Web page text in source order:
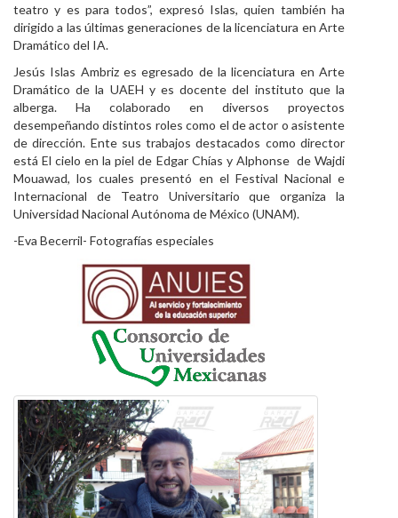
teatro y es para todos”, expresó Islas, quien también ha
dirigido a las últimas generaciones de la licenciatura en Arte
Dramático del IA.
Jesús Islas Ambriz es egresado de la licenciatura en Arte
Dramático de la UAEH y es docente del instituto que la
alberga. Ha colaborado en diversos proyectos
desempeñando distintos roles como el de actor o asistente
de dirección. Ente sus trabajos destacados como director
está El cielo en la piel de Edgar Chías y Alphonse de Wajdi
Mouawad, los cuales presentó en el Festival Nacional e
Internacional de Teatro Universitario que organiza la
Universidad Nacional Autónoma de México (UNAM).
-Eva Becerril- Fotografías especiales